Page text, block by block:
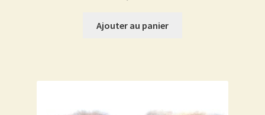
Ajouter au panier